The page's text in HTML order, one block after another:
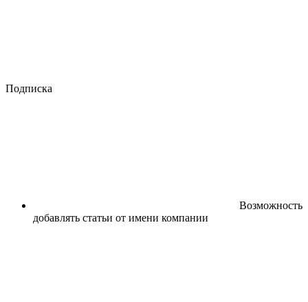
Подписка
Возможность
добавлять статьи от имени компании